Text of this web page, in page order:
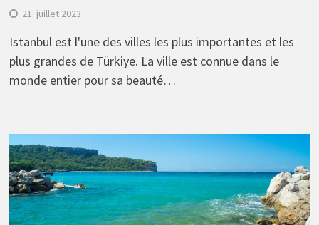
21. juillet 2023
Istanbul est l'une des villes les plus importantes et les
plus grandes de Türkiye. La ville est connue dans le
monde entier pour sa beauté…